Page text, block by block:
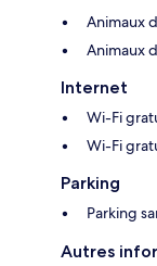
Animaux
Animaux
Internet
Wi-Fi
Wi-Fi
Parking
Parking
Autres